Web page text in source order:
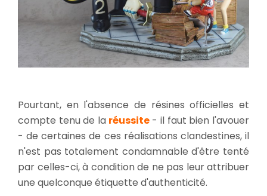
Pourtant, en l'absence de résines officielles et
compte tenu de la réussite- il faut bien l'avouer
- de certaines de ces réalisations clandestines, il
n'est pas totalement condamnable d'être tenté
par celles-ci, à condition de ne pas leur attribuer
une quelconque étiquette d'authenticité.